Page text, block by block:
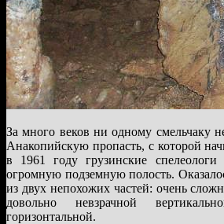
За много веков ни одному смельчаку
Анакопийскую пропасть, с которой
в 1961 году грузинские спелеологи
огромную подземную полость.
из двух непохожих частей: очень
довольно невзрачной
горизонтальной.